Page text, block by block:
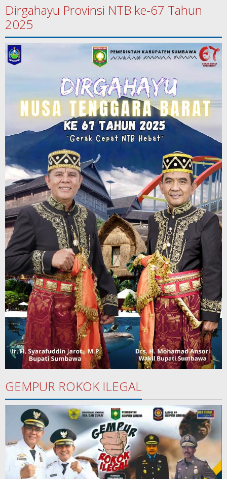
Dirgahayu Provinsi NTB ke-67 Tahun
2025
GEMPUR ROKOK ILEGAL